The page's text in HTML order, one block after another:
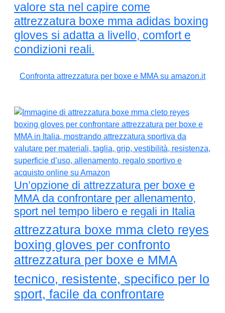
valore sta nel capire come
attrezzatura boxe mma adidas boxing
gloves si adatta a livello, comfort e
condizioni reali.
Confronta attrezzatura per boxe e MMA su amazon.it
Un’opzione di attrezzatura per boxe e
MMA da confrontare per allenamento,
sport nel tempo libero e regali in Italia
attrezzatura boxe mma cleto reyes
boxing gloves per confronto
attrezzatura per boxe e MMA
tecnico, resistente, specifico per lo
sport, facile da confrontare